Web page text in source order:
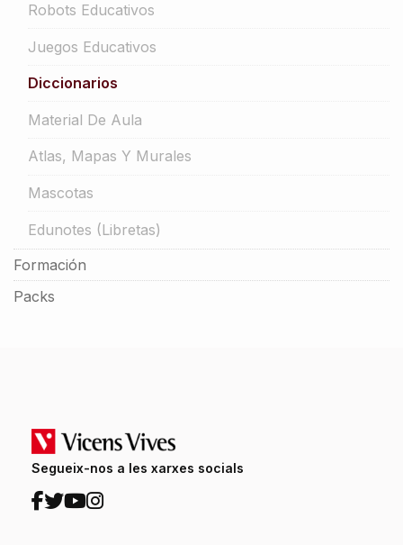
Robots Educativos
Juegos Educativos
Diccionarios
Material De Aula
Atlas, Mapas Y Murales
Mascotas
Edunotes (libretas)
Formación
Packs
Segueix-nos a les xarxes socials